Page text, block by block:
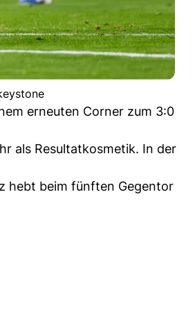
erneuten Corner zum 3:0
als Resultatkosmetik. In der
hebt beim fünften Gegentor